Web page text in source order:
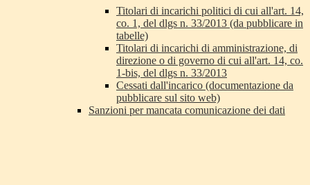
Titolari di incarichi politici di cui all'art. 14,
co. 1, del dlgs n. 33/2013 (da pubblicare in
tabelle)
Titolari di incarichi di amministrazione, di
direzione o di governo di cui all'art. 14, co.
1-bis, del dlgs n. 33/2013
Cessati dall'incarico (documentazione da
pubblicare sul sito web)
Sanzioni per mancata comunicazione dei dati